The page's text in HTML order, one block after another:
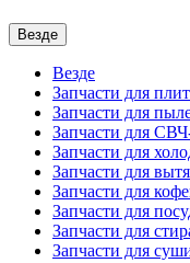
Везде
Везде
Запчасти для
Запчасти для
Запчасти для
Запчасти для
Запчасти для
Запчасти для
Запчасти для
Запчасти для
Запчасти для